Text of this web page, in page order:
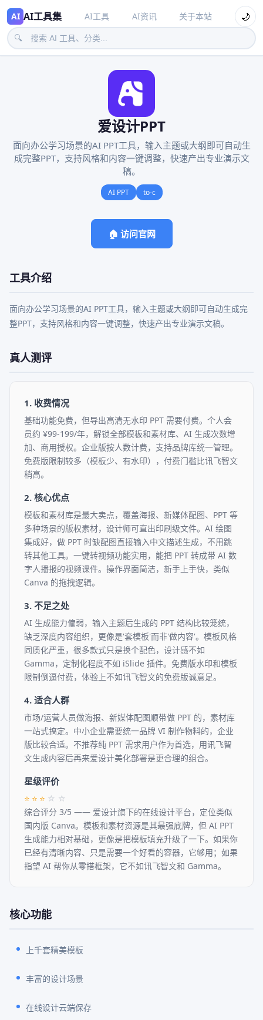
AI AI工具集
🔍
AI工具 AI资讯 关于本站 🌙
爱设计PPT
面向办公学习场景的AI PPT工具，输入主题或大纲即可自动生
成完整PPT，支持风格和内容一键调整，快速产出专业演示文
稿。
AI PPT to-c
🏠 访问官网
工具介绍
面向办公学习场景的AI PPT工具，输入主题或大纲即可自动生成完
整PPT，支持风格和内容一键调整，快速产出专业演示文稿。
真人测评
1. 收费情况
基础功能免费，但导出高清无水印 PPT 需要付费。个人会
员约 ¥99-199/年，解锁全部模板和素材库、AI 生成次数增
加、商用授权。企业版按人数计费，支持品牌库统一管理。
免费版限制较多（模板少、有水印），付费门槛比讯飞智文
稍高。
2. 核心优点
模板和素材库是最大卖点，覆盖海报、新媒体配图、PPT 等
多种场景的版权素材，设计师可直出印刷级文件。AI 绘图
集成好，做 PPT 时缺配图直接输入中文描述生成，不用跳
转其他工具。一键转视频功能实用，能把 PPT 转成带 AI 数
字人播报的视频课件。操作界面简洁，新手上手快，类似
Canva 的拖拽逻辑。
3. 不足之处
AI 生成能力偏弱，输入主题后生成的 PPT 结构比较笼统，
缺乏深度内容组织，更像是'套模板'而非'做内容'。模板风格
同质化严重，很多款式只是换个配色，设计感不如
Gamma，定制化程度不如 iSlide 插件。免费版水印和模板
限制倒逼付费，体验上不如讯飞智文的免费版诚意足。
4. 适合人群
市场/运营人员做海报、新媒体配图顺带做 PPT 的，素材库
一站式搞定。中小企业需要统一品牌 VI 制作物料的，企业
版比较合适。不推荐纯 PPT 需求用户作为首选，用讯飞智
文生成内容后再来爱设计美化部署是更合理的组合。
星级评价
⭐ ⭐ ⭐ ☆ ☆
综合评分 3/5 —— 爱设计旗下的在线设计平台，定位类似
国内版 Canva。模板和素材资源是其最强底牌，但 AI PPT
生成能力相对基础，更像是把模板填充升级了一下。如果你
已经有清晰内容、只是需要一个好看的容器，它够用；如果
指望 AI 帮你从零搭框架，它不如讯飞智文和 Gamma。
核心功能
上千套精美模板
丰富的设计场景
在线设计云端保存